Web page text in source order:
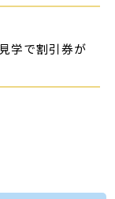
学で割引券が